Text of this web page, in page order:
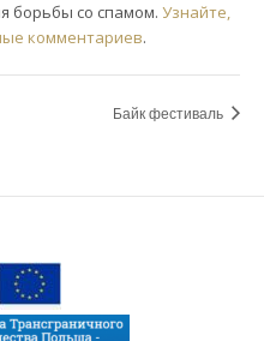
борьбы со спамом. Узнайте,
комментариев.
Байк фестиваль